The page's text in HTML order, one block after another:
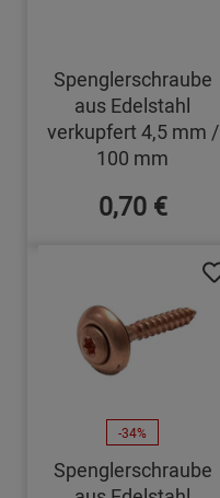
Spenglerschraube
aus Edelstahl
verkupfert 4,5 mm /
100 mm
0,70 €
-34%
Spenglerschraube